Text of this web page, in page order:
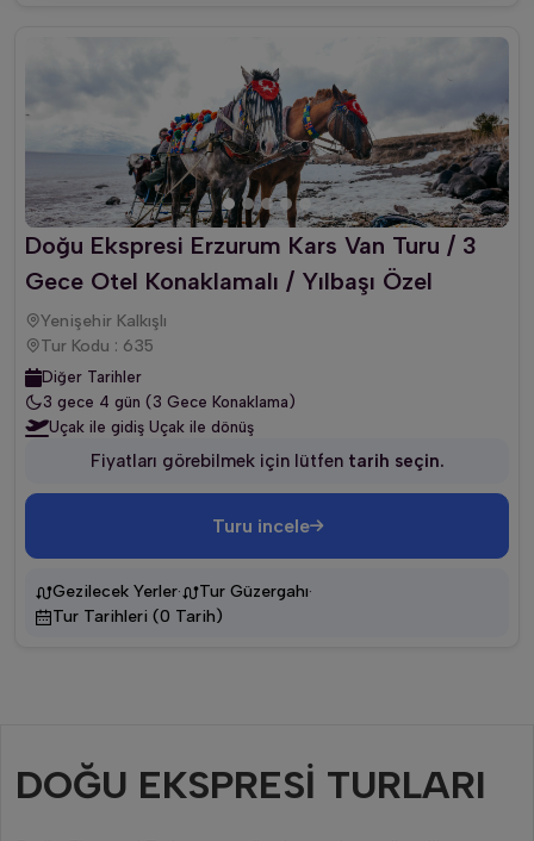
Doğu Ekspresi Erzurum Kars Van Turu / 3
Gece Otel Konaklamalı / Yılbaşı Özel
Yenişehir Kalkışlı
Tur Kodu : 635
Diğer Tarihler
3 gece 4 gün (3 Gece Konaklama)
Uçak ile gidiş Uçak ile dönüş
Fiyatları görebilmek için lütfen tarih seçin.
Turu incele
Gezilecek Yerler· Tur Güzergahı·
Tur Tarihleri (0 Tarih)